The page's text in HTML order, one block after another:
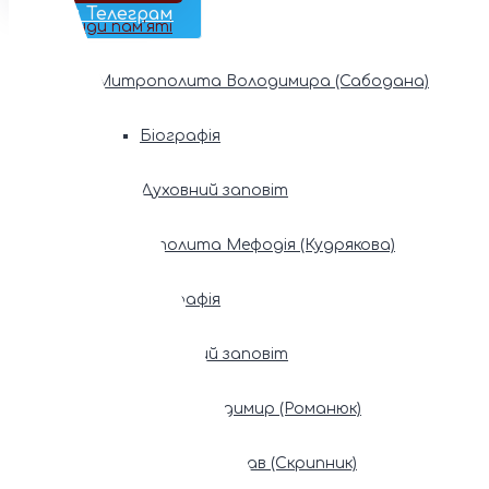
Наш Телеграм
Фонди пам’яті
Митрополита Володимира (Сабодана)
Біографія
Духовний заповіт
Митрополита Мефодія (Кудрякова)
Біографія
Духовний заповіт
Патріарх Володимир (Романюк)
Патріарх Мстислав (Скрипник)